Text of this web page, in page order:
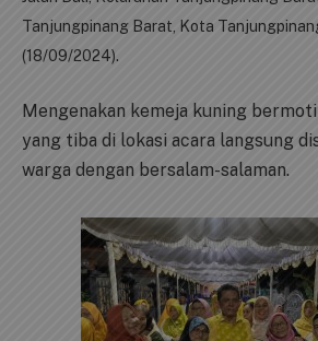
Tanjungpinang Barat, Kota
(18/09/2024).
Mengenakan kemeja kuning
yang tiba di lokasi acara langsung
warga dengan bersalam-salaman.